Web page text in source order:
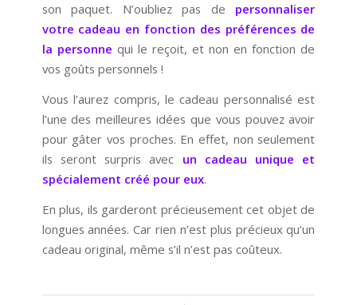
son paquet. N’oubliez pas de personnaliser
votre cadeau en fonction des préférences de
la personne qui le reçoit, et non en fonction de
vos goûts personnels !
Vous l’aurez compris, le cadeau personnalisé est
l’une des meilleures idées que vous pouvez avoir
pour gâter vos proches. En effet, non seulement
ils seront surpris avec un cadeau unique et
spécialement créé pour eux.
En plus, ils garderont précieusement cet objet de
longues années. Car rien n’est plus précieux qu’un
cadeau original, même s’il n’est pas coûteux.